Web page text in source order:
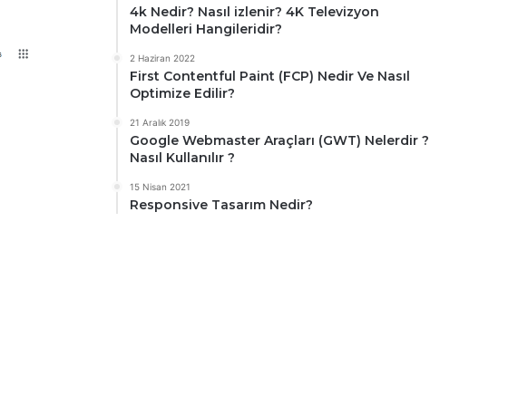
4k Nedir? Nasıl izlenir? 4K Televizyon
Modelleri Hangileridir?
2 Haziran 2022
First Contentful Paint (FCP) Nedir Ve Nasıl
Optimize Edilir?
21 Aralık 2019
Google Webmaster Araçları (GWT) Nelerdir ?
Nasıl Kullanılır ?
15 Nisan 2021
Responsive Tasarım Nedir?